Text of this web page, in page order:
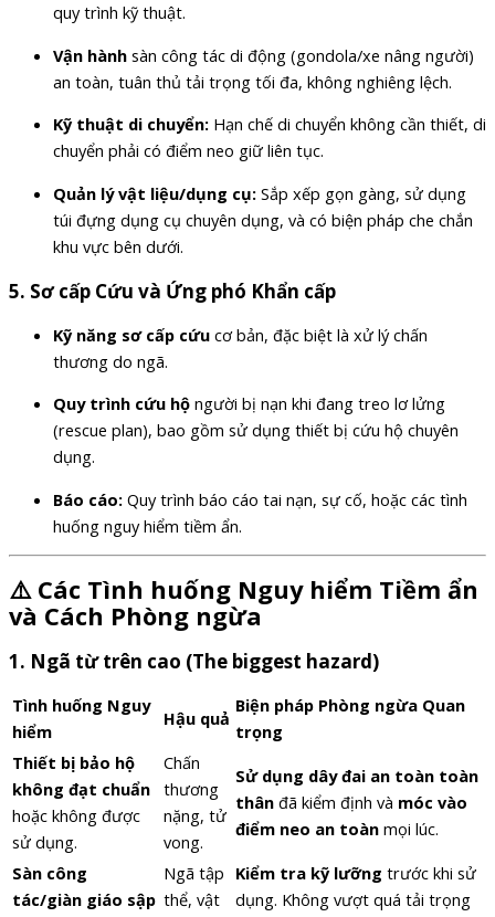
quy trình kỹ thuật.
Vận hành sàn công tác di động (gondola/xe nâng người)
an toàn, tuân thủ tải trọng tối đa, không nghiêng lệch.
Kỹ thuật di chuyển: Hạn chế di chuyển không cần thiết, di
chuyển phải có điểm neo giữ liên tục.
Quản lý vật liệu/dụng cụ: Sắp xếp gọn gàng, sử dụng
túi đựng dụng cụ chuyên dụng, và có biện pháp che chắn
khu vực bên dưới.
5. Sơ cấp Cứu và Ứng phó Khẩn cấp
Kỹ năng sơ cấp cứu cơ bản, đặc biệt là xử lý chấn
thương do ngã.
Quy trình cứu hộ người bị nạn khi đang treo lơ lửng
(rescue plan), bao gồm sử dụng thiết bị cứu hộ chuyên
dụng.
Báo cáo: Quy trình báo cáo tai nạn, sự cố, hoặc các tình
huống nguy hiểm tiềm ẩn.
⚠️ Các Tình huống Nguy hiểm Tiềm ẩn
và Cách Phòng ngừa
1. Ngã từ trên cao (The biggest hazard)
Tình huống Nguy
hiểm
Hậu quả
Biện pháp Phòng ngừa Quan
trọng
Thiết bị bảo hộ
không đạt chuẩn
hoặc không được
sử dụng.
Chấn
thương
nặng, tử
vong.
Sử dụng dây đai an toàn toàn
thân đã kiểm định và móc vào
điểm neo an toàn mọi lúc.
Sàn công
tác/giàn giáo sập
Ngã tập
thể, vật
Kiểm tra kỹ lưỡng trước khi sử
dụng. Không vượt quá tải trọng